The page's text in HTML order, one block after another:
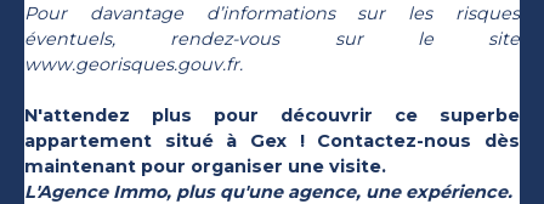
Pour davantage d’informations sur les risques
éventuels, rendez-vous sur le site
www.georisques.gouv.fr.
N'attendez plus pour découvrir ce superbe
appartement situé à Gex ! Contactez-nous dès
maintenant pour organiser une visite.
L'Agence Immo, plus qu'une agence, une expérience.